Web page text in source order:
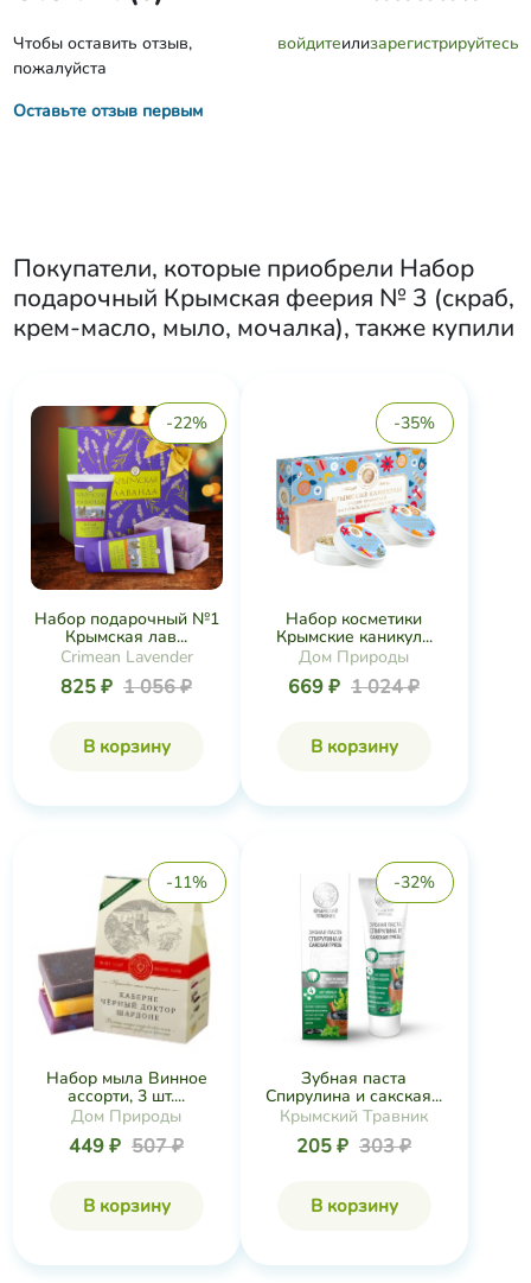
Чтобы оставить отзыв,
пожалуйста
войдитеилизарегистрируйтесь
Оставьте отзыв первым
Покупатели, которые приобрели Набор
подарочный Крымская феерия № 3 (скраб,
крем-масло, мыло, мочалка), также купили
-22%
Набор подарочный №1
Крымская лав...
Crimean Lavender
825 ₽ 1 056 ₽
В корзину
-35%
Набор косметики
Крымские каникул...
Дом Природы
669 ₽ 1 024 ₽
В корзину
-11%
Набор мыла Винное
ассорти, 3 шт....
Дом Природы
449 ₽ 507 ₽
В корзину
-32%
Зубная паста
Спирулина и сакская...
Крымский Травник
205 ₽ 303 ₽
В корзину